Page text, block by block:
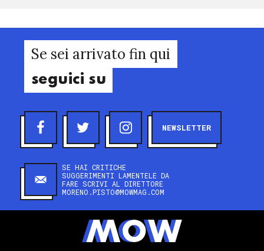
Se sei arrivato fin qui
seguici su
NEWSLETTER
SE HAI CRITICHE
SUGGERIMENTI LAMENTELE DA
FARE SCRIVI AL DIRETTORE
MORENO.PISTO@MOWMAG.COM